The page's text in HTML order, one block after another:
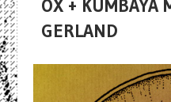
OX + KUMBAYA
GERLAND